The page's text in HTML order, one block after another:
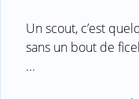
Un scout, c’est
sans un bout de
...